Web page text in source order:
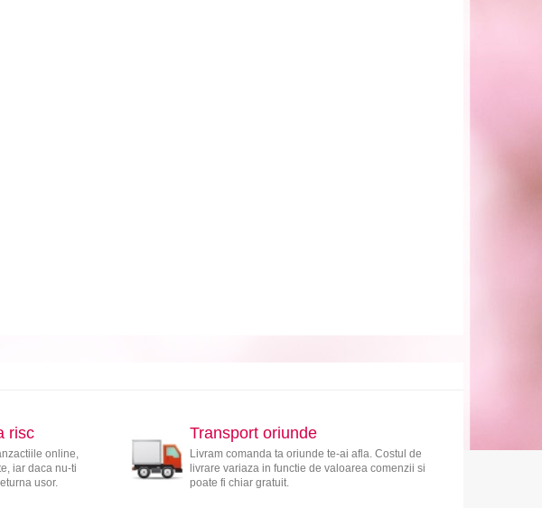
risc
online,
iar daca nu-ti
usor.
Transport oriunde
Livram comanda ta oriunde te-ai afla. Costul de
livrare variaza in functie de valoarea comenzii si
poate fi chiar gratuit.